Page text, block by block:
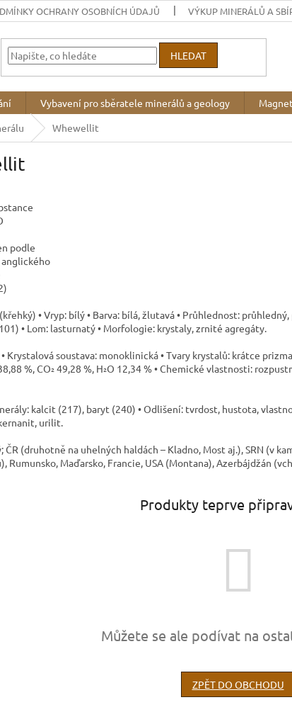
OCHRANY OSOBNÍCH ÚDAJŮ VÝKUP MINERÁLŮ A
HLEDAT
Vybavení pro sběratele minerálů a geology
Whewellit
podle
• Vryp: bílý • Barva: bílá, žlutavá • Průhlednost:
• Lom: lasturnatý • Morfologie: krystaly, zrnité agregáty.
• Krystalová soustava: monoklinická • Tvary krystalů: krátce
%, CO₂ 49,28 %, H₂O 12,34 % • Chemické vlastnosti:
kalcit (217), baryt (240) • Odlišení: tvrdost, hustota,
urilit.
ČR (druhotně na uhelných haldách – Kladno, Most aj.), SRN (v
Rumunsko, Maďarsko, Francie, USA (Montana), Azerbájdžán
Produkty teprve
Můžete se ale podívat na
ZPĚT DO OBCHODU